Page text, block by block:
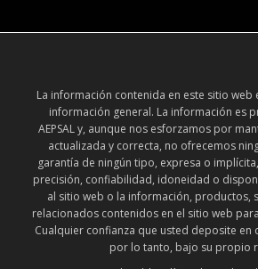
La información contenida en este sitio web
información general. La información es
AEPSAL y, aunque nos esforzamos por
actualizada y correcta, no ofrecemos
garantía de ningún tipo, expresa o
precisión, confiabilidad, idoneidad o
al sitio web o la información, productos,
relacionados contenidos en el sitio web
Cualquier confianza que usted deposite en
por lo tanto, bajo su propio